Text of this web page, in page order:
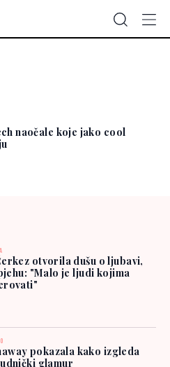
naočale koje jako cool
otvorila dušu o ljubavi,
"Malo je ljudi kojima
pokazala kako izgleda
glamur